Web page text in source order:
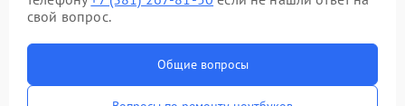
свой вопрос.
Общие вопросы